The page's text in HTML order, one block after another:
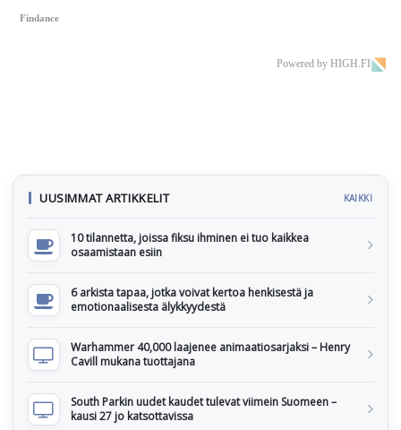
Findance
Powered by HIGH.FI
UUSIMMAT ARTIKKELIT KAIKKI
10 tilannetta, joissa fiksu ihminen ei tuo kaikkea
osaamistaan esiin
6 arkista tapaa, jotka voivat kertoa henkisestä ja
emotionaalisesta älykkyydestä
Warhammer 40,000 laajenee animaatiosarjaksi – Henry
Cavill mukana tuottajana
South Parkin uudet kaudet tulevat viimein Suomeen –
kausi 27 jo katsottavissa